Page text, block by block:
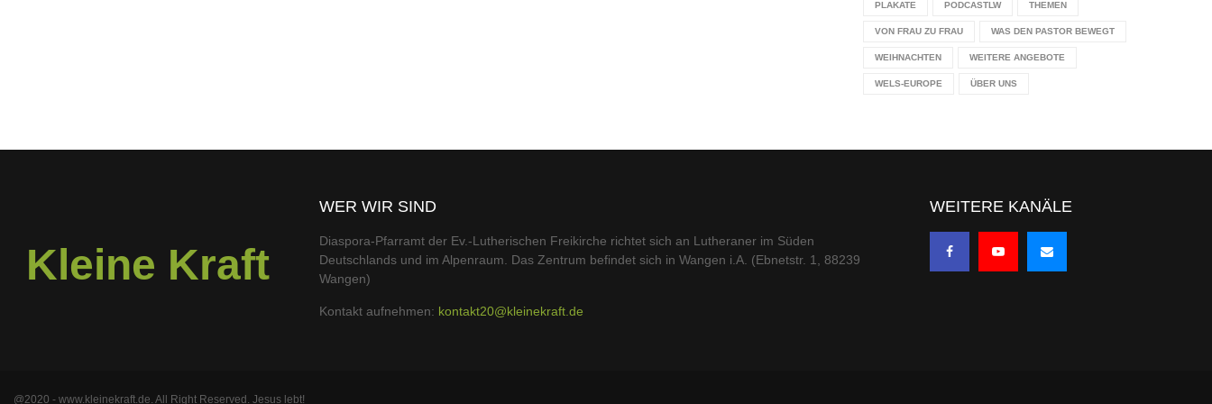
PLAKATE PODCASTLW THEMEN
VON FRAU ZU FRAU WAS DEN PASTOR BEWEGT
WEIHNACHTEN WEITERE ANGEBOTE
WELS-EUROPE ÜBER UNS
Kleine Kraft
WER WIR SIND
Diaspora-Pfarramt der Ev.-Lutherischen Freikirche richtet sich an Lutheraner im Süden
Deutschlands und im Alpenraum. Das Zentrum befindet sich in Wangen i.A. (Ebnetstr. 1, 88239
Wangen)
Kontakt aufnehmen: kontakt20@kleinekraft.de
WEITERE KANÄLE
@2020 - www.kleinekraft.de. All Right Reserved. Jesus lebt!